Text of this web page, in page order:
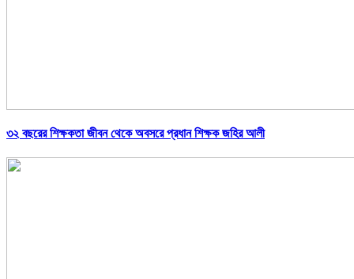
৩২ বছরের শিক্ষকতা জীবন থেকে অবসরে প্রধান শিক্ষক জহির আলী